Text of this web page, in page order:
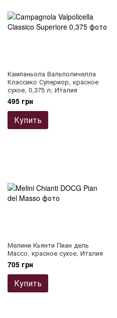
Кампаньола Вальполичелла
Классико Супериор, красное
сухое, 0,375 л, Италия
495 грн
Купить
Мелини Кьянти Пиан дель
Массо, красное сухое, Италия
705 грн
Купить